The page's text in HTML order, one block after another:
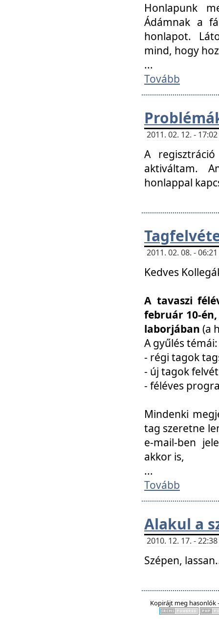
Honlapunk
Ádámnak a
honlapot.
mind, hogy
...
Tovább
2011. 02. 12. -
A
aktiváltam.
honlappal
2011. 02. 08. -
Kedves
A tavaszi
február 10-
laborjában (a
A gyűlés témái:
- régi tagok
- új tagok
- féléves
Mindenki
tag szeretne
e-mail-ben
akkor is,
...
Tovább
Alakul a
2010. 12. 17. -
Szépen,
Kopirájt meg hasonlók